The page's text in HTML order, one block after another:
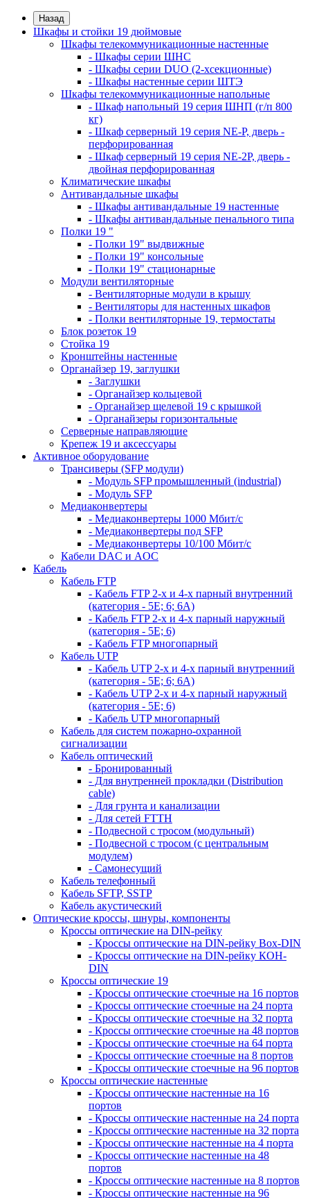
Назад
Шкафы и стойки 19 дюймовые
Шкафы телекоммуникационные настенные
- Шкафы серии ШНС
- Шкафы серии DUO (2-хсекционные)
- Шкафы настенные серии ШТЭ
Шкафы телекоммуникационные напольные
- Шкаф напольный 19 серия ШНП (г/п 800
кг)
- Шкаф серверный 19 серия NE-P, дверь -
перфорированная
- Шкаф серверный 19 серия NE-2P, дверь -
двойная перфорированная
Климатические шкафы
Антивандальные шкафы
- Шкафы антивандальные 19 настенные
- Шкафы антивандальные пенального типа
Полки 19 "
- Полки 19" выдвижные
- Полки 19" консольные
- Полки 19" стационарные
Модули вентиляторные
- Вентиляторные модули в крышу
- Вентиляторы для настенных шкафов
- Полки вентиляторные 19, термостаты
Блок розеток 19
Стойка 19
Кронштейны настенные
Органайзер 19, заглушки
- Заглушки
- Органайзер кольцевой
- Органайзер щелевой 19 с крышкой
- Органайзеры горизонтальные
Серверные направляющие
Крепеж 19 и аксессуары
Активное оборудование
Трансиверы (SFP модули)
- Модуль SFP промышленный (industrial)
- Модуль SFP
Медиаконвертеры
- Медиаконвертеры 1000 Мбит/с
- Медиаконвертеры под SFP
- Медиаконвертеры 10/100 Мбит/с
Кабели DAC и AOC
Кабель
Кабель FTP
- Кабель FTP 2-х и 4-х парный внутренний
(категория - 5Е; 6; 6А)
- Кабель FTP 2-х и 4-х парный наружный
(категория - 5Е; 6)
- Кабель FTP многопарный
Кабель UTP
- Кабель UTP 2-х и 4-х парный внутренний
(категория - 5Е; 6; 6А)
- Кабель UTP 2-х и 4-х парный наружный
(категория - 5Е; 6)
- Кабель UTP многопарный
Кабель для систем пожарно-охранной
сигнализации
Кабель оптический
- Бронированный
- Для внутренней прокладки (Distribution
cable)
- Для грунта и канализации
- Для сетей FTTH
- Подвесной с тросом (модульный)
- Подвесной с тросом (с центральным
модулем)
- Самонесущий
Кабель телефонный
Кабель SFTP, SSTP
Кабель акустический
Оптические кроссы, шнуры, компоненты
Кроссы оптические на DIN-рейку
- Кроссы оптические на DIN-рейку Box-DIN
- Кроссы оптические на DIN-рейку КОН-
DIN
Кроссы оптические 19
- Кроссы оптические стоечные на 16 портов
- Кроссы оптические стоечные на 24 порта
- Кроссы оптические стоечные на 32 порта
- Кроссы оптические стоечные на 48 портов
- Кроссы оптические стоечные на 64 порта
- Кроссы оптические стоечные на 8 портов
- Кроссы оптические стоечные на 96 портов
Кроссы оптические настенные
- Кроссы оптические настенные на 16
портов
- Кроссы оптические настенные на 24 порта
- Кроссы оптические настенные на 32 порта
- Кроссы оптические настенные на 4 порта
- Кроссы оптические настенные на 48
портов
- Кроссы оптические настенные на 8 портов
- Кроссы оптические настенные на 96